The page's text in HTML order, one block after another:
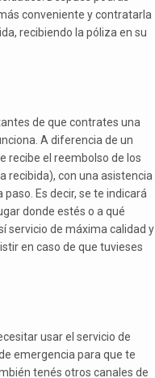
conveniente y contratarla
recibiendo la póliza en su
de que contrates una
A diferencia de un
recibe el reembolso de los
recibida), con una asistencia
Es decir, se te indicará
donde estés o a qué
servicio de máxima calidad y
en caso de que tuvieses
usar el servicio de
emergencia para que te
tenés otros canales de